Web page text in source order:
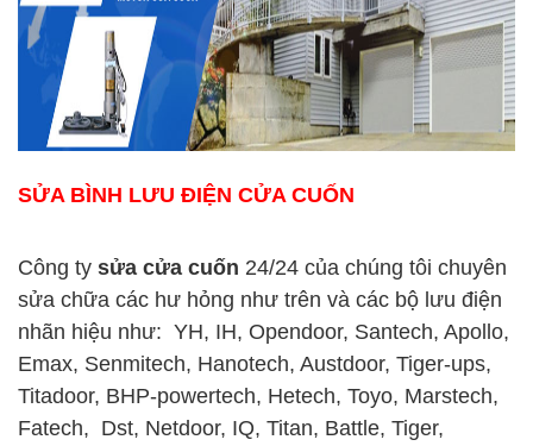
SỬA BÌNH LƯU ĐIỆN CỬA CUỐN
Công ty sửa cửa cuốn 24/24 của chúng tôi chuyên
sửa chữa các hư hỏng như trên và các bộ lưu điện
nhãn hiệu như: YH, IH, Opendoor, Santech, Apollo,
Emax, Senmitech, Hanotech, Austdoor, Tiger-ups,
Titadoor, BHP-powertech, Hetech, Toyo, Marstech,
Fatech, Dst, Netdoor, IQ, Titan, Battle, Tiger,